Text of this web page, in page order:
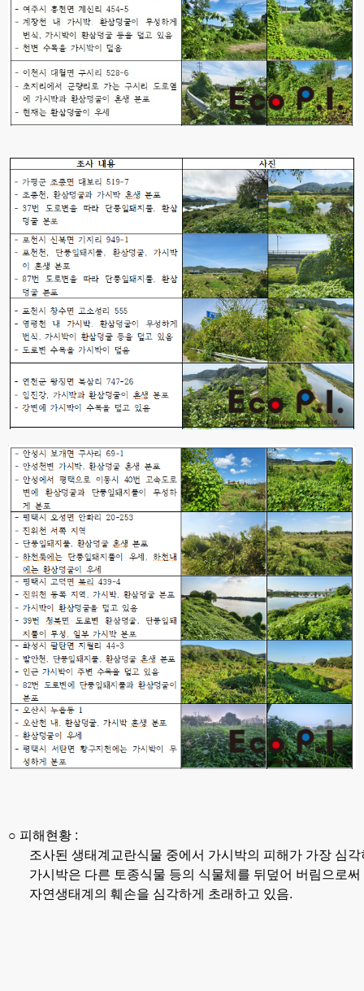
○ 피해현황
조사된 생태계교란식물 중에서 가시박의 피해가 가장 심각
가시박은 다른 토종식물 등의 식물체를 뒤덮어 버림으로
자연생태계의 훼손을 심각하게 초래하고 있음.